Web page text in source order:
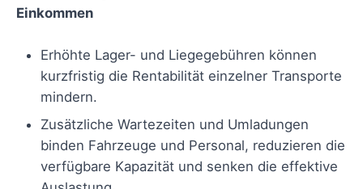
Einkommen
Erhöhte Lager- und Liegegebühren können
kurzfristig die Rentabilität einzelner Transporte
mindern.
Zusätzliche Wartezeiten und Umladungen
binden Fahrzeuge und Personal, reduzieren die
verfügbare Kapazität und senken die effektive